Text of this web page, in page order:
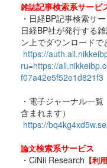
雑誌記事検索系サービ
・日経BP記事検索サ
日経BP社が発行する
ン上でダウンロードで
https://
ru=https://
f07a42e5f52e1d821f3
・電子ジャーナル一
含まれます）
https://
論文検索系サービス
・CiNii Research 【利